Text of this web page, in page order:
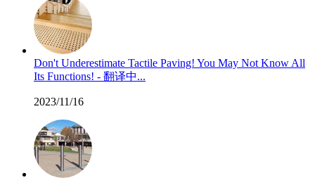
Don't Underestimate Tactile Paving! You May Not Know All
Its Functions! - 翻译中...
2023/11/16